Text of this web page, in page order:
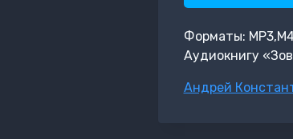
Форматы:
Аудиокнигу
Метки
Андрей